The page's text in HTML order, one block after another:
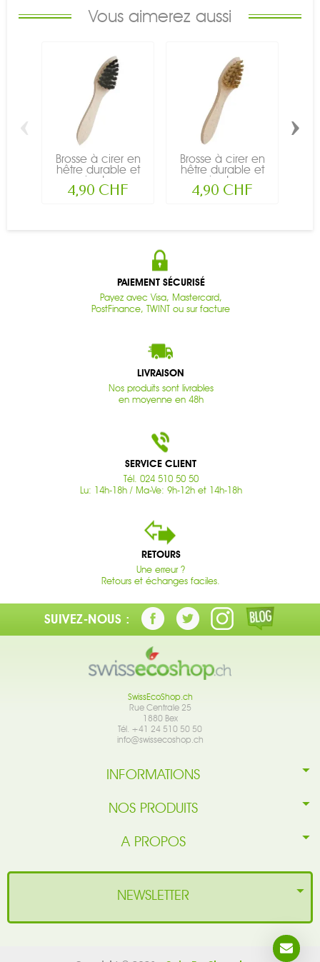
Vous aimerez aussi
Brosse à cirer en
hêtre durable et
crin de...
4,90 CHF
Brosse à cirer en
hêtre durable et
crin de...
4,90 CHF
‹ ›
PAIEMENT SÉCURISÉ
Payez avec Visa, Mastercard,
PostFinance, TWINT ou sur facture
LIVRAISON
Nos produits sont livrables
en moyenne en 48h
SERVICE CLIENT
Tél. 024 510 50 50
Lu: 14h-18h / Ma-Ve: 9h-12h et 14h-18h
RETOURS
Une erreur ?
Retours et échanges faciles.
SUIVEZ-NOUS :
SwissEcoShop.ch
Rue Centrale 25
1880 Bex
Tél. +41 24 510 50 50
info@swissecoshop.ch
INFORMATIONS
NOS PRODUITS
A PROPOS
NEWSLETTER